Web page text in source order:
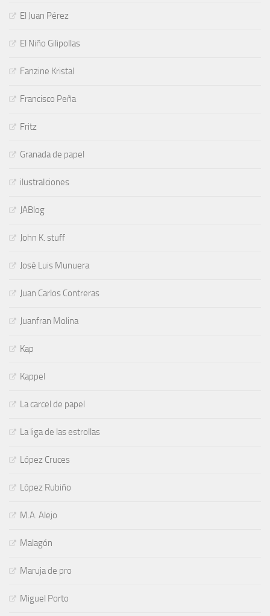
El Juan Pérez
El Niño Gilipollas
Fanzine Kristal
Francisco Peña
Fritz
Granada de papel
ilustraIciones
JABlog
John K. stuff
José Luis Munuera
Juan Carlos Contreras
Juanfran Molina
Kap
Kappel
La carcel de papel
La liga de las estrollas
López Cruces
López Rubiño
M.A. Alejo
Malagón
Maruja de pro
Miguel Porto